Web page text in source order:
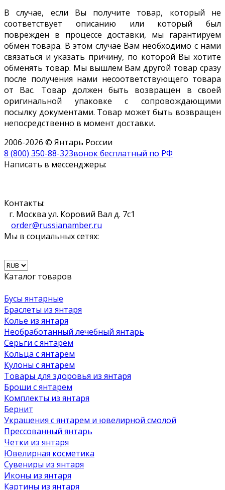
В случае, если Вы получите товар, который не
соответствует описанию или который был
поврежден в процессе доставки, мы гарантируем
обмен товара. В этом случае Вам необходимо с нами
связаться и указать причину, по которой Вы хотите
обменять товар. Мы вышлем Вам другой товар сразу
после получения нами несоответствующего товара
от Вас. Товар должен быть возвращен в своей
оригинальной упаковке с сопровождающими
посылку документами. Товар может быть возвращен
непосредственно в момент доставки.
2006-2026 © Янтарь России
8 (800) 350-88-32Звонок бесплатный по РФ
Написать в мессенджеры:
Контакты:
г. Москва ул. Коровий Вал д. 7с1
order@russianamber.ru
Мы в социальных сетях:
Каталог товаров
Бусы янтарные
Браслеты из янтаря
Колье из янтаря
Необработанный лечебный янтарь
Серьги с янтарем
Кольца с янтарем
Кулоны с янтарем
Товары для здоровья из янтаря
Броши с янтарем
Комплекты из янтаря
Бернит
Украшения с янтарем и ювелирной смолой
Прессованный янтарь
Четки из янтаря
Ювелирная косметика
Сувениры из янтаря
Иконы из янтаря
Картины из янтаря